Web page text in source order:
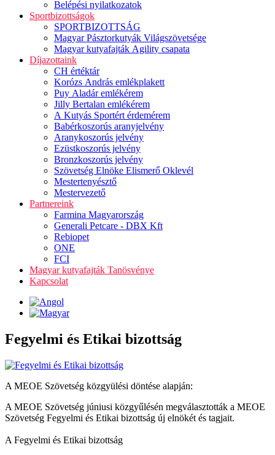
Belépési nyilatkozatok
Sportbizottságok
SPORTBIZOTTSÁG
Magyar Pásztorkutyák Világszövetsége
Magyar kutyafajták Agility csapata
Díjazottaink
CH értéktár
Korózs András emlékplakett
Puy Aladár emlékérem
Jilly Bertalan emlékérem
A Kutyás Sportért érdemérem
Babérkoszorús aranyjelvény
Aranykoszorús jelvény
Ezüstkoszorús jelvény
Bronzkoszorús jelvény
Szövetség Elnöke Elismerő Oklevél
Mestertenyésztő
Mestervezető
Partnereink
Farmina Magyarország
Generali Petcare - DBX Kft
Rebiopet
ONE
FCI
Magyar kutyafajták Tanösvénye
Kapcsolat
Fegyelmi és Etikai bizottság
A MEOE Szövetség közgyülési döntése alapján:
A MEOE Szövetség júniusi közgyűlésén megválasztották a MEOE
Szövetség Fegyelmi és Etikai bizottság új elnökét és tagjait.
A Fegyelmi és Etikai bizottság